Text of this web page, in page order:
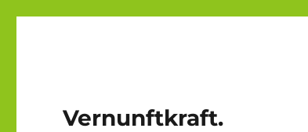
Vernunftkraft.